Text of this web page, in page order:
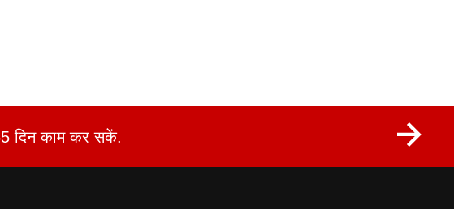
दिन काम कर सकें.